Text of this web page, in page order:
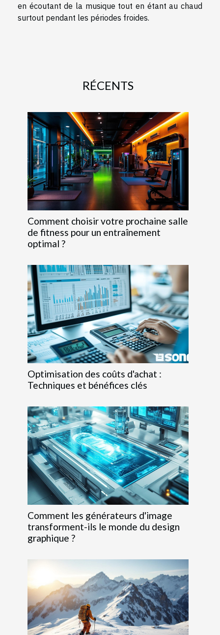
en écoutant de la musique tout en étant au chaud
surtout pendant les périodes froides.
RÉCENTS
Comment choisir votre prochaine salle
de fitness pour un entraînement
optimal ?
Optimisation des coûts d'achat :
Techniques et bénéfices clés
Comment les générateurs d'image
transforment-ils le monde du design
graphique ?